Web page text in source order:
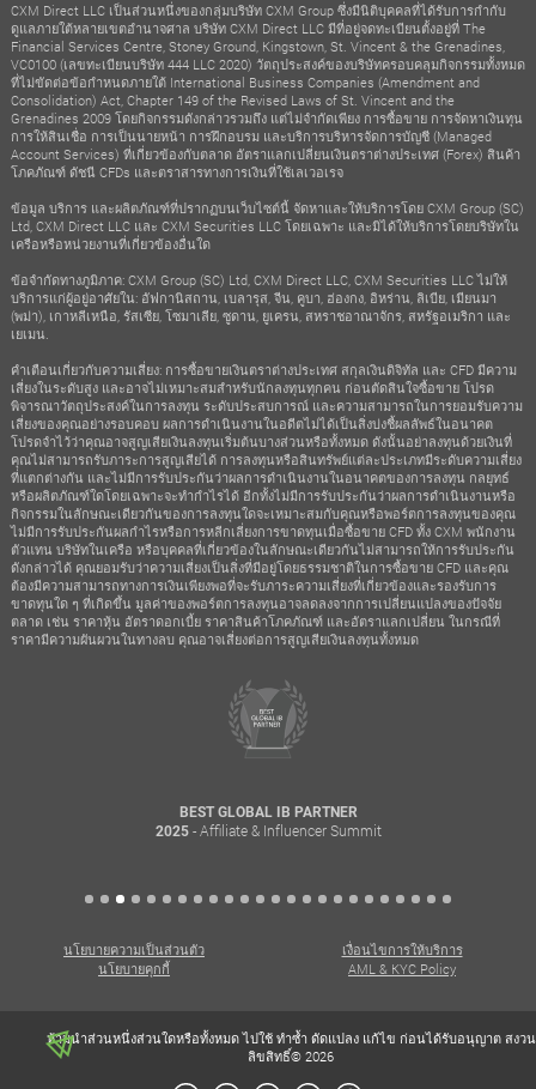
CXM Direct LLC เป็นส่วนหนึ่งของกลุ่มบริษัท CXM Group ซึ่งมีนิติบุคคลที่ได้รับการกำกับ
ดูแลภายใต้หลายเขตอำนาจศาล บริษัท CXM Direct LLC มีที่อยู่จดทะเบียนตั้งอยู่ที่ The
Financial Services Centre, Stoney Ground, Kingstown, St. Vincent & the Grenadines,
VC0100 (เลขทะเบียนบริษัท 444 LLC 2020) วัตถุประสงค์ของบริษัทครอบคลุมกิจกรรมทั้งหมด
ที่ไม่ขัดต่อข้อกำหนดภายใต้ International Business Companies (Amendment and
Consolidation) Act, Chapter 149 of the Revised Laws of St. Vincent and the
Grenadines 2009 โดยกิจกรรมดังกล่าวรวมถึง แต่ไม่จำกัดเพียง การซื้อขาย การจัดหาเงินทุน
การให้สินเชื่อ การเป็นนายหน้า การฝึกอบรม และบริการบริหารจัดการบัญชี (Managed
Account Services) ที่เกี่ยวข้องกับตลาด อัตราแลกเปลี่ยนเงินตราต่างประเทศ (Forex) สินค้า
โภคภัณฑ์ ดัชนี CFDs และตราสารทางการเงินที่ใช้เลเวอเรจ
ข้อมูล บริการ และผลิตภัณฑ์ที่ปรากฏบนเว็บไซต์นี้ จัดหาและให้บริการโดย CXM Group (SC)
Ltd, CXM Direct LLC และ CXM Securities LLC โดยเฉพาะ และมิได้ให้บริการโดยบริษัทใน
เครือหรือหน่วยงานที่เกี่ยวข้องอื่นใด
ข้อจำกัดทางภูมิภาค: CXM Group (SC) Ltd, CXM Direct LLC, CXM Securities LLC ไม่ให้
บริการแก่ผู้อยู่อาศัยใน: อัฟกานิสถาน, เบลารุส, จีน, คูบา, ฮ่องกง, อิหร่าน, ลิเบีย, เมียนมา
(พม่า), เกาหลีเหนือ, รัสเซีย, โซมาเลีย, ซูดาน, ยูเครน, สหราชอาณาจักร, สหรัฐอเมริกา และ
เยเมน.
คำเตือนเกี่ยวกับความเสี่ยง: การซื้อขายเงินตราต่างประเทศ สกุลเงินดิจิทัล และ CFD มีความ
เสี่ยงในระดับสูง และอาจไม่เหมาะสมสำหรับนักลงทุนทุกคน ก่อนตัดสินใจซื้อขาย โปรด
พิจารณาวัตถุประสงค์ในการลงทุน ระดับประสบการณ์ และความสามารถในการยอมรับความ
เสี่ยงของคุณอย่างรอบคอบ ผลการดำเนินงานในอดีตไม่ได้เป็นสิ่งบ่งชี้ผลลัพธ์ในอนาคต
โปรดจำไว้ว่าคุณอาจสูญเสียเงินลงทุนเริ่มต้นบางส่วนหรือทั้งหมด ดังนั้นอย่าลงทุนด้วยเงินที่
คุณไม่สามารถรับภาระการสูญเสียได้ การลงทุนหรือสินทรัพย์แต่ละประเภทมีระดับความเสี่ยง
ที่แตกต่างกัน และไม่มีการรับประกันว่าผลการดำเนินงานในอนาคตของการลงทุน กลยุทธ์
หรือผลิตภัณฑ์ใดโดยเฉพาะจะทำกำไรได้ อีกทั้งไม่มีการรับประกันว่าผลการดำเนินงานหรือ
กิจกรรมในลักษณะเดียวกันของการลงทุนใดจะเหมาะสมกับคุณหรือพอร์ตการลงทุนของคุณ
ไม่มีการรับประกันผลกำไรหรือการหลีกเลี่ยงการขาดทุนเมื่อซื้อขาย CFD ทั้ง CXM พนักงาน
ตัวแทน บริษัทในเครือ หรือบุคคลที่เกี่ยวข้องในลักษณะเดียวกันไม่สามารถให้การรับประกัน
ดังกล่าวได้ คุณยอมรับว่าความเสี่ยงเป็นสิ่งที่มีอยู่โดยธรรมชาติในการซื้อขาย CFD และคุณ
ต้องมีความสามารถทางการเงินเพียงพอที่จะรับภาระความเสี่ยงที่เกี่ยวข้องและรองรับการ
ขาดทุนใด ๆ ที่เกิดขึ้น มูลค่าของพอร์ตการลงทุนอาจลดลงจากการเปลี่ยนแปลงของปัจจัย
ตลาด เช่น ราคาหุ้น อัตราดอกเบี้ย ราคาสินค้าโภคภัณฑ์ และอัตราแลกเปลี่ยน ในกรณีที่
ราคามีความผันผวนในทางลบ คุณอาจเสี่ยงต่อการสูญเสียเงินลงทุนทั้งหมด
BEST GLOBAL IB PARTNER
2025- Affiliate & Influencer Summit
นโยบายความเป็นส่วนตัว
เงื่อนไขการให้บริการ
นโยบายคุกกี้
AML & KYC Policy
ห้ามนำส่วนหนึ่งส่วนใดหรือทั้งหมด ไปใช้ ทำซ้ำ ดัดแปลง แก้ไข ก่อนได้รับอนุญาต สงวน
ลิขสิทธิ์© 2026